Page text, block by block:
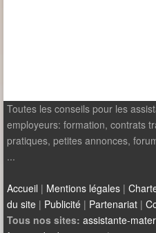
Toutes les conseils pour les
employeurs: formation, contrats
pratiques, petites annonces,
...
Accueil | Mentions légales |
du site | Publicité | Partenariat |
Tous nos sites: assistante-